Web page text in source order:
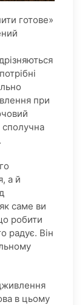
готове»
при
сполучна
а й
саме ви
робити
радує. Він
в цьому